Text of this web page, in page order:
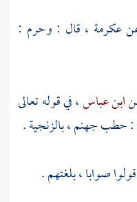
عكرمة ، قال : وحرم :
ابن عباس، في قوله تعالى